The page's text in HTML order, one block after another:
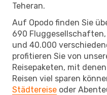
Teheran.
Auf Opodo finden Sie
690
und 40.000
profitieren Sie von
Reisepaketen, mit
Reisen viel sparen
Städtereise oder